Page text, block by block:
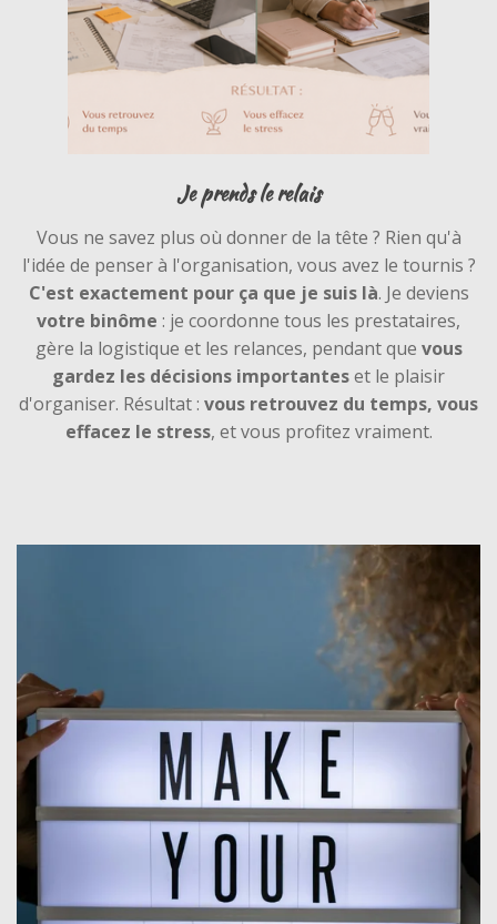
Je prends le relais
Vous ne savez plus où donner de la tête ? Rien qu'à
l'idée de penser à l'organisation, vous avez le tournis ?
C'est exactement pour ça que je suis là. Je deviens
votre binôme : je coordonne tous les prestataires,
gère la logistique et les relances, pendant que vous
gardez les décisions importanteset le plaisir
d'organiser. Résultat : vous retrouvez du temps, vous
effacez le stress, et vous profitez vraiment.